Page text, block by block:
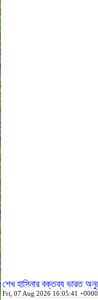
শেখ হাসিনার বক্তব্য ভারত
Fri, 07 Aug 2026 16:05:41 +0000